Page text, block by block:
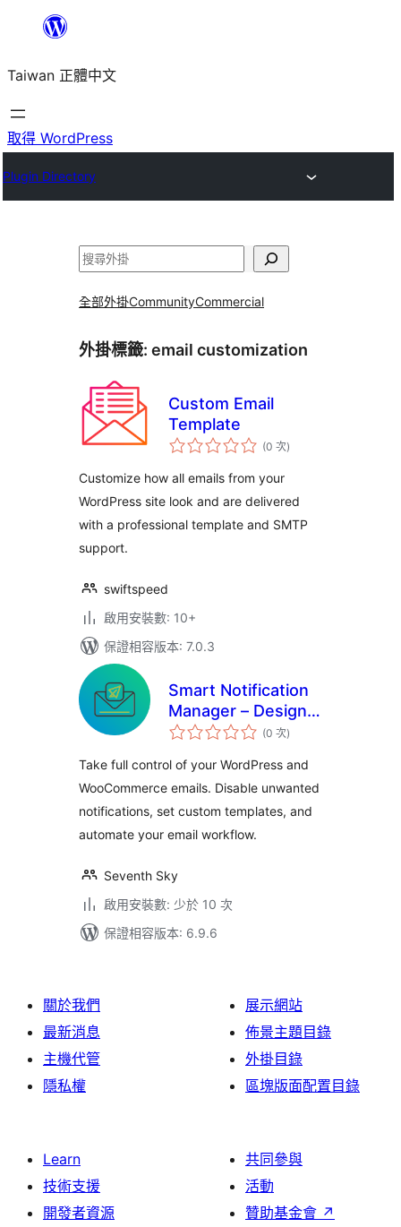
主
要
內
Taiwan 正體中文
取得 WordPress
Plugin Directory
搜
全部外掛CommunityCommercial
外掛標籤: email customization
Custom Email
Template
(0 次評
分)
Customize how all emails from your
WordPress site look and are delivered
with a professional template and SMTP
support.
swiftspeed
啟用安裝數: 10+
保證相容版本: 7.0.3
Smart Notification
Manager – Design,
Customize &
WordPress &
WooCommerce
Emails
(0 次評
分
數
)
Take full control of your WordPress and
WooCommerce emails. Disable unwanted
notifications, set custom templates, and
automate your email workflow.
Seventh Sky
啟用安裝數: 少於 10 次
保證相容版本: 6.9.6
關於我們
最新消息
主機代管
隱私權
展示網站
佈景主題目錄
外掛目錄
區塊版面配置目錄
Learn
技術支援
開發者資源
共同參與
活動
贊助基金會 ↗